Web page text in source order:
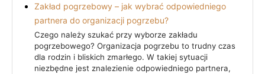
Zakład pogrzebowy – jak wybrać odpowiedniego
partnera do organizacji pogrzebu?
Czego należy szukać przy wyborze zakładu
pogrzebowego? Organizacja pogrzebu to trudny czas
dla rodzin i bliskich zmarłego. W takiej sytuacji
niezbędne jest znalezienie odpowiedniego partnera,